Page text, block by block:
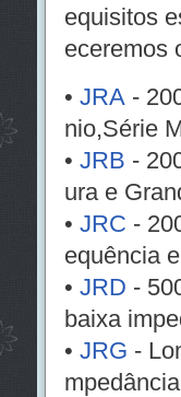
equisitos
eceremos
• JRA-
nio,Série
• JRB -
ura e
• JRC -
equência
• JRD -
baixa
• JRG -